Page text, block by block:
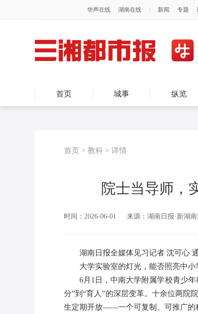
首页 城事 纵览
首页 > 教科 > 详情
院士当导师，
时间：2026-06-01 来源：湖南日报·新湖
湖南日报全媒体见习记者 沈可心
大学实验室的灯光，能否照亮中
6月1日，中南大学附属学校青少
分”到“育人”的深层变革。十余位两院
生定期开放——一个可复制、可推广的